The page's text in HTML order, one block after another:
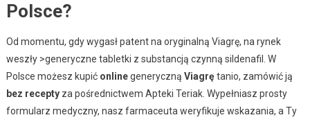
Polsce?
Od momentu, gdy wygasł patent na oryginalną Viagrę, na rynek
weszły >generyczne tabletki z substancją czynną sildenafil. W
Polsce możesz kupić onlinegeneryczną Viagrętanio, zamówić ją
bez receptyza pośrednictwem Apteki Teriak. Wypełniasz prosty
formularz medyczny, nasz farmaceuta weryfikuje wskazania, a Ty